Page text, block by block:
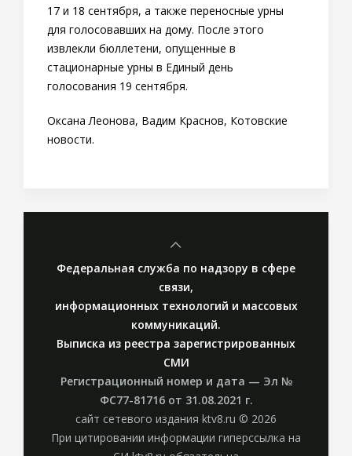
17 и 18 сентября, а также переносные урны
для голосовавших на дому. После этого
извлекли бюллетени, опущенные в
стационарные урны в Единый день
голосования 19 сентября.
Оксана Леонова, Вадим Краснов, Котовские
новости.
Федеральная служба по надзору в сфере
связи,
информационных технологий и массовых
коммуникаций.
Выписка из реестра зарегистрированных
СМИ
Регистрационный номер и дата — Эл №
ФС77-81716 от 31.08.2021 г.
сайт сетевого издания ktv8.ru © 2026
При цитировании информации гиперссылка на